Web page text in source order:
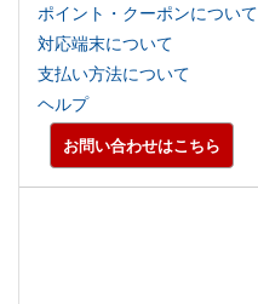
ポイント・クーポンについて
対応端末について
支払い方法について
ヘルプ
お問い合わせはこちら